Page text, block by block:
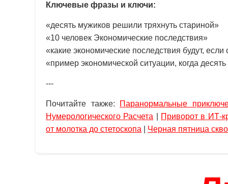
Ключевые фразы и ключи:
«десять мужиков решили тряхнуть стариной»
«10 человек Экономические последствия»
«какие экономические последствия будут,
«пример экономической ситуации, когда
---
Почитайте также:
Паранормальные
Нумерологического Расчета
Приворот в ИТ-
от молотка до стетоскопа
Черная пятница